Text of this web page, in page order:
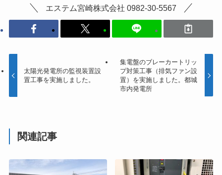
エステム宮崎株式会社 0982-30-5567
太陽光発電所の監視装置設
置工事を実施しました。
集電盤のブレーカートリッ
プ対策工事（排気ファン設
置）を実施しました。都城
市内発電所
関連記事